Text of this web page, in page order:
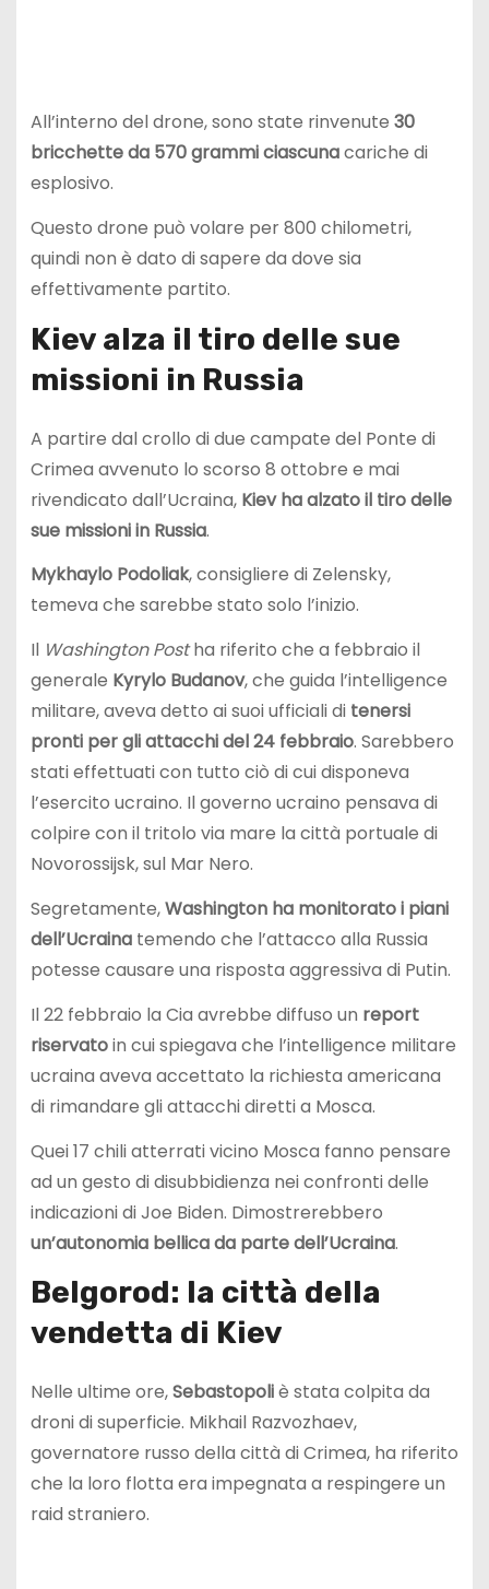
All’interno del drone, sono state rinvenute 30
bricchette da 570 grammi ciascunacariche di
esplosivo.
Questo drone può volare per 800 chilometri,
quindi non è dato di sapere da dove sia
effettivamente partito.
Kiev alza il tiro delle sue
missioni in Russia
A partire dal crollo di due campate del Ponte di
Crimea avvenuto lo scorso 8 ottobre e mai
rivendicato dall’Ucraina, Kiev ha alzato il tiro delle
sue missioni in Russia.
Mykhaylo Podoliak, consigliere di Zelensky,
temeva che sarebbe stato solo l’inizio.
Il Washington Postha riferito che a febbraio il
generale Kyrylo Budanov, che guida l’intelligence
militare, aveva detto ai suoi ufficiali di tenersi
pronti per gli attacchi del 24 febbraio. Sarebbero
stati effettuati con tutto ciò di cui disponeva
l’esercito ucraino. Il governo ucraino pensava di
colpire con il tritolo via mare la città portuale di
Novorossijsk, sul Mar Nero.
Segretamente,Washington ha monitorato i piani
dell’Ucrainatemendo che l’attacco alla Russia
potesse causare una risposta aggressiva di Putin.
Il 22 febbraio la Cia avrebbe diffuso un report
riservatoin cui spiegava che l’intelligence militare
ucraina aveva accettato la richiesta americana
di rimandare gli attacchi diretti a Mosca.
Quei 17 chili atterrati vicino Mosca fanno pensare
ad un gesto di disubbidienza nei confronti delle
indicazioni di Joe Biden. Dimostrerebbero
un’autonomia bellica da parte dell’Ucraina.
Belgorod: la città della
vendetta di Kiev
Nelle ultime ore,Sebastopoliè stata colpita da
droni di superficie. Mikhail Razvozhaev,
governatore russo della città di Crimea, ha riferito
che la loro flotta era impegnata a respingere un
raid straniero.